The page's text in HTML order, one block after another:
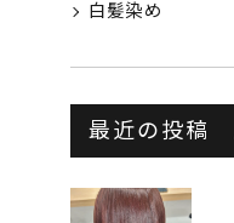
白髪染め
最近の投稿